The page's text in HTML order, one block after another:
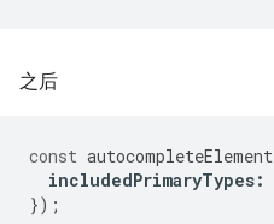
之后
const autocompleteElement
includedPrimaryTypes:
});